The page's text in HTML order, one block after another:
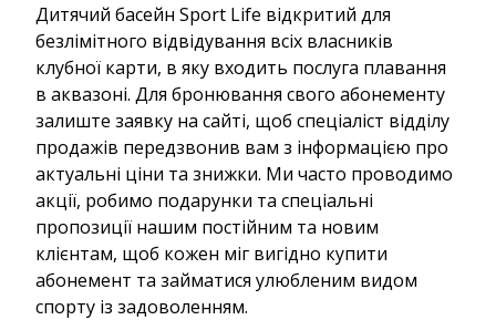
Дитячий басейн Sport Life відкритий для
безлімітного відвідування всіх власників
клубної карти, в яку входить послуга плавання
в аквазоні. Для бронювання свого абонементу
залиште заявку на сайті, щоб спеціаліст відділу
продажів передзвонив вам з інформацією про
актуальні ціни та знижки. Ми часто проводимо
акції, робимо подарунки та спеціальні
пропозиції нашим постійним та новим
клієнтам, щоб кожен міг вигідно купити
абонемент та займатися улюбленим видом
спорту із задоволенням.